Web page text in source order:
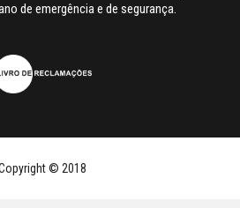
de emergência e de segurança.
© 2018